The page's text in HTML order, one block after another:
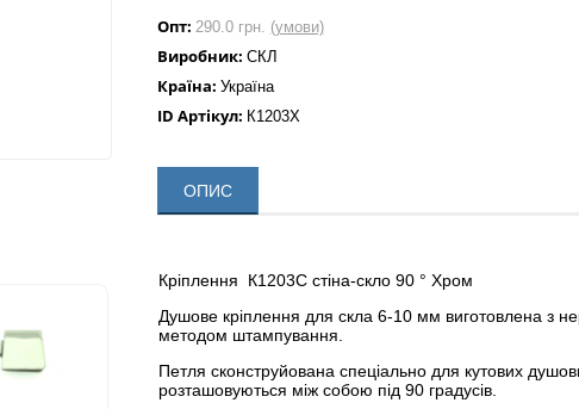
Опт: 290.0 грн. (умови)
Виробник: СКЛ
Країна: Україна
ID Артікул: К1203Х
ОПИС
Кріплення К1203С стіна-скло 90 ° Хром
Душове кріплення для скла 6-10 мм виготовлена з
методом штампування.
Петля сконструйована спеціально для кутових
розташовуються між собою під 90 градусів.